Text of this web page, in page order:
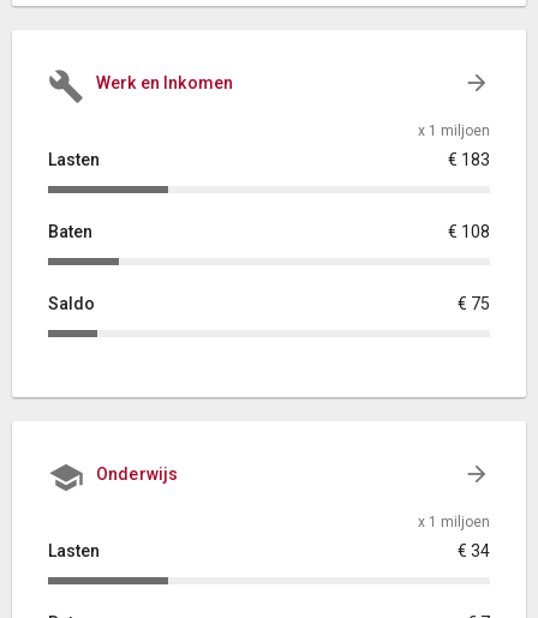
Werk en Inkomen
x 1 miljoen
Lasten € 183
Baten € 108
Saldo € 75
Onderwijs
x 1 miljoen
Lasten € 34